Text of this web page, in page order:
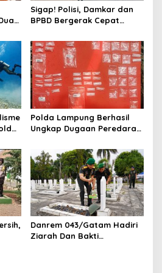
Sigap! Polisi, Damkar dan
BPBD Bergerak Cepat
Warung Kuliner di Prosida
Bandar Jaya
Polda Lampung Berhasil
Ungkap Dugaan Peredaran
Tengah, Empat Terduga
Pelaku Diamankan
Danrem 043/Gatam Hadiri
Ziarah Dan Bakti